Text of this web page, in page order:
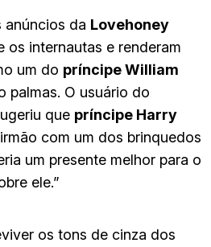
anúncios da Lovehoney
os internautas e renderam
um do príncipe William
palmas. O usuário do
que príncipe Harry
com um dos brinquedos
um presente melhor para o
ele.”
os tons de cinza dos